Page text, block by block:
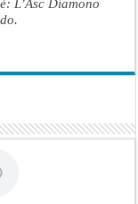
L’Asc Diamono